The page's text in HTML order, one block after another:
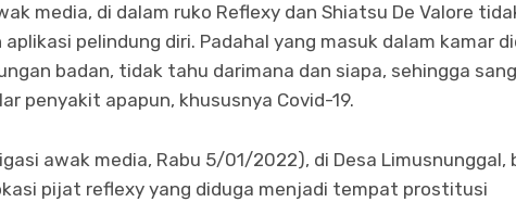
media, di dalam ruko Reflexy dan Shiatsu De Valore
pelindung diri. Padahal yang masuk dalam kamar
badan, tidak tahu darimana dan siapa, sehingga
penyakit apapun, khususnya Covid-19.
awak media, Rabu 5/01/2022), di Desa Limusnunggal,
pijat reflexy yang diduga menjadi tempat prostitusi